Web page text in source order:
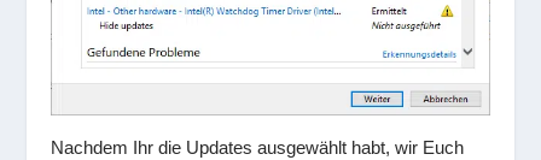
Nachdem Ihr die Updates ausgewählt habt, wir Euch